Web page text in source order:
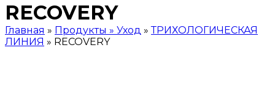
RECOVERY
Главная » Продукты » Уход » ТРИХОЛОГИЧЕСКАЯ
ЛИНИЯ » RECOVERY